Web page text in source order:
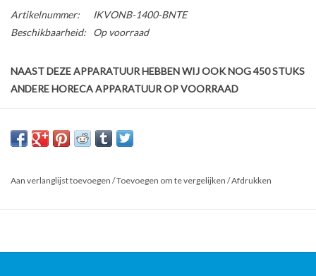
Artikelnummer:
IKVONB-1400-BNTE
Beschikbaarheid:
Op voorraad
NAAST DEZE APPARATUUR HEBBEN WIJ OOK NOG 450 STUKS
ANDERE HORECA APPARATUUR OP VOORRAAD
direct te kunnen bestellen.
Aan verlanglijst toevoegen /Toevoegen om te vergelijken /Afdrukken